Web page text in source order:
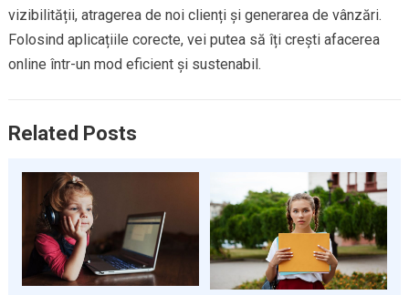
vizibilității, atragerea de noi clienți și generarea de vânzări.
Folosind aplicațiile corecte, vei putea să îți crești afacerea
online într-un mod eficient și sustenabil.
Related Posts